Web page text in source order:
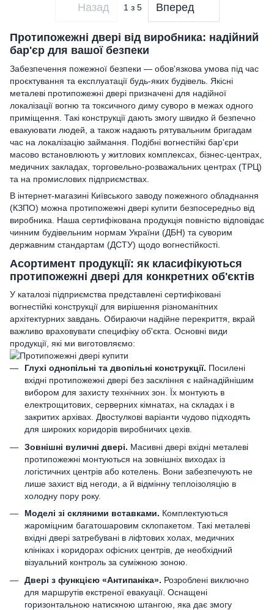
Назад 1з 5 Вперед
Протипожежні двері від виробника: надійний
бар'єр для вашої безпеки
Забезпечення пожежної безпеки — обов'язкова умова під час
проєктування та експлуатації будь-яких будівель. Якісні
металеві протипожежні двері призначені для надійної
локалізації вогню та токсичного диму суворо в межах одного
приміщення. Такі конструкції дають змогу швидко й безпечно
евакуювати людей, а також надають рятувальним бригадам
час на локалізацію займання. Подібні вогнестійкі бар'єри
масово встановлюють у житлових комплексах, бізнес-центрах,
медичних закладах, торговельно-розважальних центрах (ТРЦ)
та на промислових підприємствах.
В інтернет-магазині Київського заводу пожежного обладнання
(КЗПО) можна протипожежні двері купити безпосередньо від
виробника. Наша сертифікована продукція повністю відповідає
чинним будівельним нормам України (ДБН) та суворим
державним стандартам (ДСТУ) щодо вогнестійкості.
Асортимент продукції: як класифікуються
протипожежні двері для конкретних об'єктів
У каталозі підприємства представлені сертифіковані
вогнестійкі конструкції для вирішення різноманітних
архітектурних завдань. Обираючи надійне перекриття, вкрай
важливо враховувати специфіку об'єкта. Основні види
продукції, які ми виготовляємо:
Глухі однопільні та двопільні конструкції. Посилені
вхідні протипожежні двері без заскління є найнадійнішим
вибором для захисту технічних зон. Їх монтують в
електрощитових, серверних кімнатах, на складах і в
закритих архівах. Двостулкові варіанти чудово підходять
для широких коридорів виробничих цехів.
Зовнішні вуличні двері. Масивні двері вхідні металеві
протипожежні монтуються на зовнішніх виходах із
логістичних центрів або котелень. Вони забезпечують не
лише захист від негоди, а й відмінну теплоізоляцію в
холодну пору року.
Моделі зі скляними вставками. Комплектуються
жароміцним багатошаровим склопакетом. Такі металеві
вхідні двері затребувані в ліфтових холах, медичних
клініках і коридорах офісних центрів, де необхідний
візуальний контроль за суміжною зоною.
Двері з функцією «Антипаніка». Розроблені виключно
для маршрутів екстреної евакуації. Оснащені
горизонтальною натискною штангою, яка дає змогу